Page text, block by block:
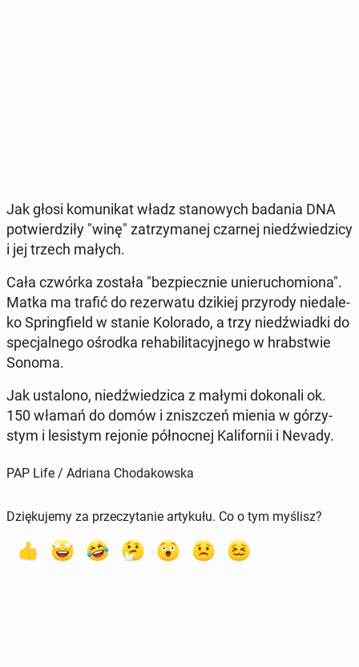
Jak głosi ko­mu­ni­kat władz sta­no­wych badania DNA
po­twier­dzi­ły "winę" za­trzy­ma­nej czarnej niedź­wie­dzi­cy
i jej trzech małych.
Cała czwórka została "bez­piecz­nie unie­ru­cho­mio­na".
Matka ma trafić do re­zer­wa­tu dzikiej przy­ro­dy nie­da­le­
ko Spring­field w stanie Ko­lo­ra­do, a trzy niedź­wiad­ki do
spe­cjal­ne­go ośrodka re­ha­bi­li­ta­cyj­ne­go w hrab­stwie
Sonoma.
Jak usta­lo­no, niedź­wie­dzi­ca z małymi do­ko­na­li ok.
150 włamań do domów i znisz­czeń mienia w gó­rzy­
stym i le­si­stym rejonie pół­noc­nej Ka­li­for­nii i Nevady.
PAP Life / Adriana Chodakowska
Dziękujemy za przeczytanie artykułu. Co o tym myślisz?